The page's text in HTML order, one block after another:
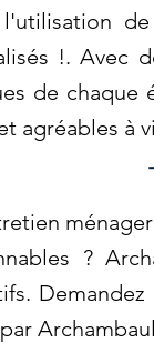
!. Avec
de chaque
agréables à
?